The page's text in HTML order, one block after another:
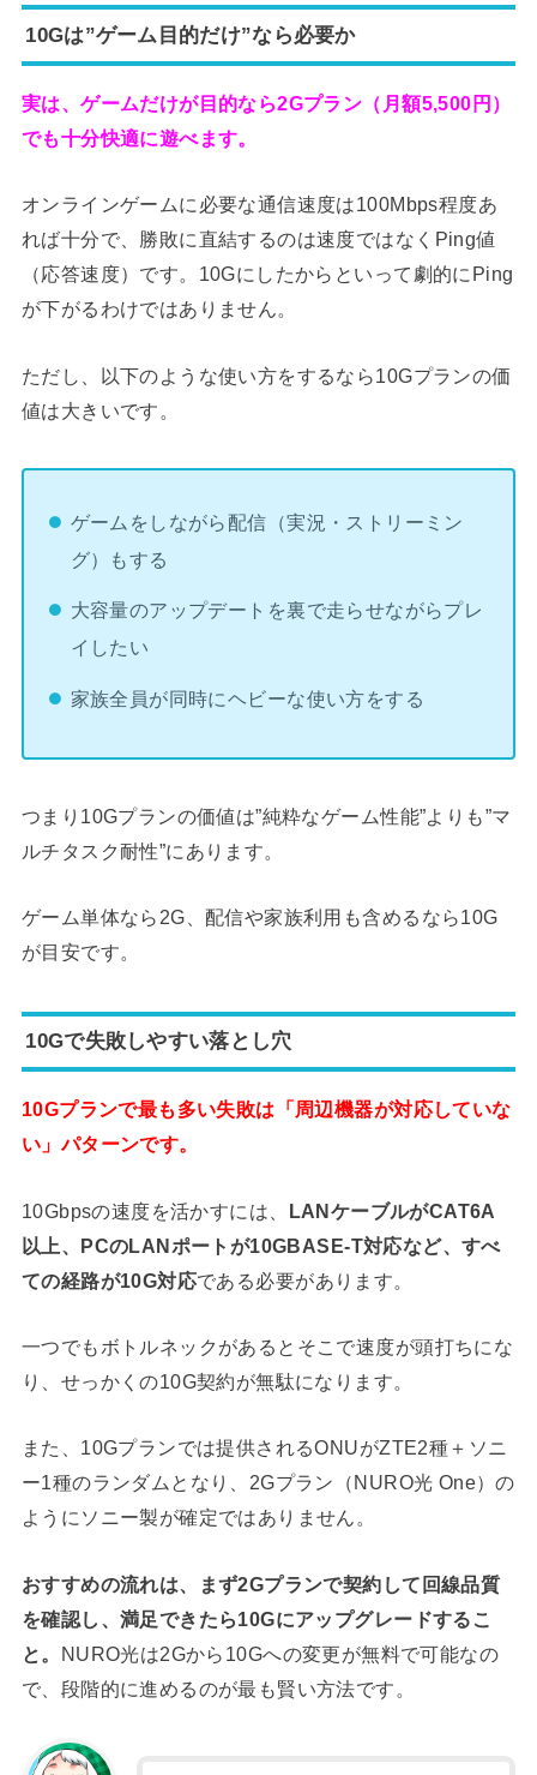
10Gは”ゲーム目的だけ”なら必要か
実は、ゲームだけが目的なら2Gプラン（月額5,500円）
でも十分快適に遊べます。
オンラインゲームに必要な通信速度は100Mbps程度あ
れば十分で、勝敗に直結するのは速度ではなくPing値
（応答速度）です。10Gにしたからといって劇的にPing
が下がるわけではありません。
ただし、以下のような使い方をするなら10Gプランの価
値は大きいです。
ゲームをしながら配信（実況・ストリーミン
グ）もする
大容量のアップデートを裏で走らせながらプレ
イしたい
家族全員が同時にヘビーな使い方をする
つまり10Gプランの価値は”純粋なゲーム性能”よりも”マ
ルチタスク耐性”にあります。
ゲーム単体なら2G、配信や家族利用も含めるなら10G
が目安です。
10Gで失敗しやすい落とし穴
10Gプランで最も多い失敗は「周辺機器が対応していな
い」パターンです。
10Gbpsの速度を活かすには、 LANケーブルがCAT6A
以上、PCのLANポートが10GBASE-T対応など、すべ
ての経路が10G対応である必要があります。
一つでもボトルネックがあるとそこで速度が頭打ちにな
り、せっかくの10G契約が無駄になります。
また、10Gプランでは提供されるONUがZTE2種＋ソニ
ー1種のランダムとなり、2Gプラン（NURO光 One）の
ようにソニー製が確定ではありません。
おすすめの流れは、まず2Gプランで契約して回線品質
を確認し、満足できたら10Gにアップグレードするこ
と。 NURO光は2Gから10Gへの変更が無料で可能なの
で、段階的に進めるのが最も賢い方法です。